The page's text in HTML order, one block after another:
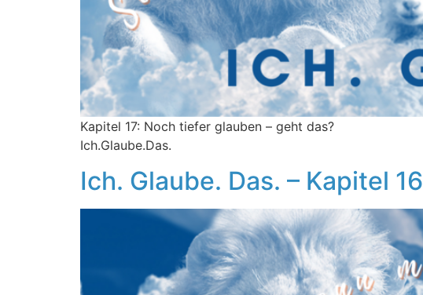
Kapitel 17: Noch tiefer glauben – geht das?
Ich.Glaube.Das.
Ich. Glaube. Das. – Kapitel 16